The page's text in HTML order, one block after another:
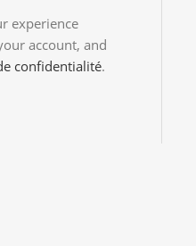
experience
account, and
confidentialité.